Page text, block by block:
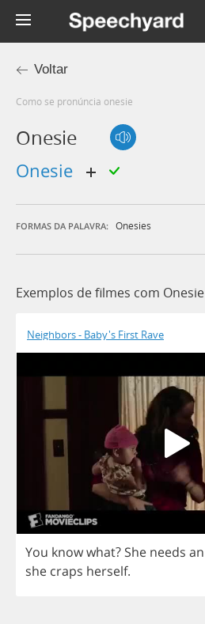
Voltar
Como se pronúncia onesie
Onesie
onesie
FORMAS DA PALAVRA: Onesies
Exemplos de filmes com Onesie
Neighbors - Baby's First Rave
You knowwhat? She needs an
she craps herself.